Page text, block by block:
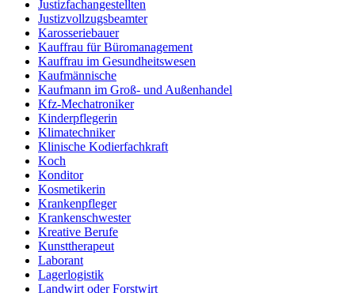
Justizfachangestellten
Justizvollzugsbeamter
Karosseriebauer
Kauffrau für Büromanagement
Kauffrau im Gesundheitswesen
Kaufmännische
Kaufmann im Groß- und Außenhandel
Kfz-Mechatroniker
Kinderpflegerin
Klimatechniker
Klinische Kodierfachkraft
Koch
Konditor
Kosmetikerin
Krankenpfleger
Krankenschwester
Kreative Berufe
Kunsttherapeut
Laborant
Lagerlogistik
Landwirt oder Forstwirt